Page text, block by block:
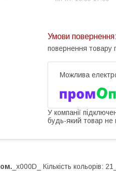
повернення товару
У компанії
будь-який товар не
_x000D_ Кількість кольорів: